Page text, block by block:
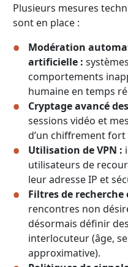
Plusieurs mesures
sont en place :
Modération
artificielle :
comportements
humaine en temps
Cryptage avancé
sessions vidéo et
d’un chiffrement
Utilisation de VPN :
utilisateurs de
leur adresse IP et
Filtres de recherche
rencontres non
désormais définir
interlocuteur (âge,
approximative).